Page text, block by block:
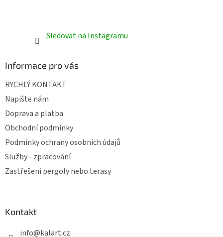
Sledovat na Instagramu
Informace pro vás
RYCHLÝ KONTAKT
Napište nám
Doprava a platba
Obchodní podmínky
Podmínky ochrany osobních údajů
Služby - zpracování
Zastřešení pergoly nebo terasy
Kontakt
info@kalart.cz